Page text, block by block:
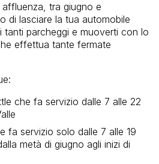
tra giugno e
di lasciare la tua automobile
tanti parcheggi e muoverti con lo
effettua tante fermate
che fa servizio dalle 7 alle 22
fa servizio solo dalle 7 alle 19
metà di giugno agli inizi di